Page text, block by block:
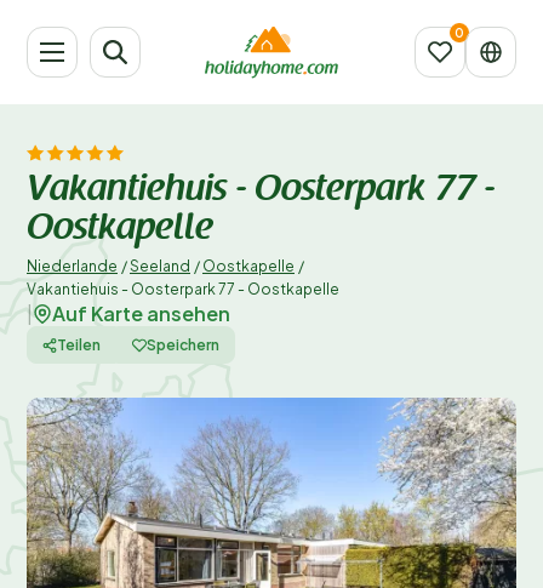
Vakantiehuis - Oosterpark 77 -
Oostkapelle
Niederlande /Seeland / Oostkapelle /
Vakantiehuis - Oosterpark 77 - Oostkapelle
Auf Karte ansehen
Teilen Speichern